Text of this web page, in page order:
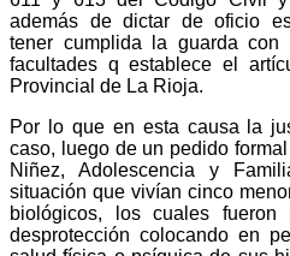
además de dictar de oficio
tener cumplida la guarda
facultades q establece el
Provincial de La Rioja.
Por lo que en esta causa la
caso, luego de un pedido
Niñez, Adolescencia y
situación que vivían cinco
biológicos, los cuales
desprotección colocando en